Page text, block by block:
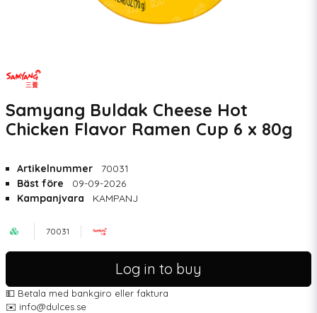
Samyang Buldak Cheese Hot
Chicken Flavor Ramen Cup 6 x 80g
Artikelnummer
70031
Bäst före
09-09-2026
Kampanjvara
KAMPANJ
70031
Log in to buy
💵 Betala med bankgiro eller faktura
✉️ info@dulces.se